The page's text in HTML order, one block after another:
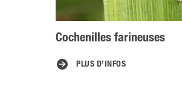
Cochenilles farineuses
PLUS D’INFOS